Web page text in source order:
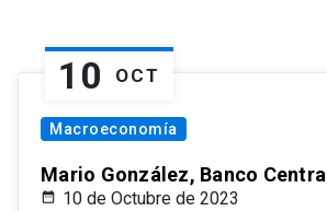
10 OCT
Macroeconomía
Mario González, Banco
10 de Octubre de 2023